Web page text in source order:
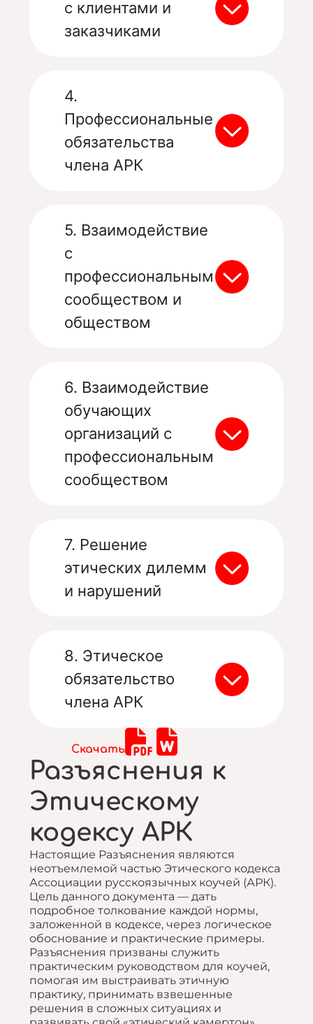
с клиентами и
заказчиками
4.
Профессиональные
обязательства
члена АРК
5. Взаимодействие
с
профессиональным
сообществом и
обществом
6. Взаимодействие
обучающих
организаций с
профессиональным
сообществом
7. Решение
этических дилемм
и нарушений
8. Этическое
обязательство
члена АРК
Скачать
Разъяснения к
Этическому
кодексу АРК
Настоящие Разъяснения являются
неотъемлемой частью Этического кодекса
Ассоциации русскоязычных коучей (АРК).
Цель данного документа — дать
подробное толкование каждой нормы,
заложенной в кодексе, через логическое
обоснование и практические примеры.
Разъяснения призваны служить
практическим руководством для коучей,
помогая им выстраивать этичную
практику, принимать взвешенные
решения в сложных ситуациях и